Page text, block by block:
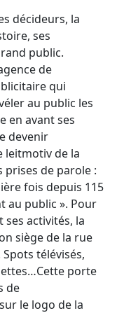
décideurs, la
ses
public.
de
qui
au public les
en avant ses
devenir
leitmotiv de la
de parole :
fois depuis 115
au public ». Pour
ses activités, la
siège de la rue
télévisés,
porte
de
le logo de la